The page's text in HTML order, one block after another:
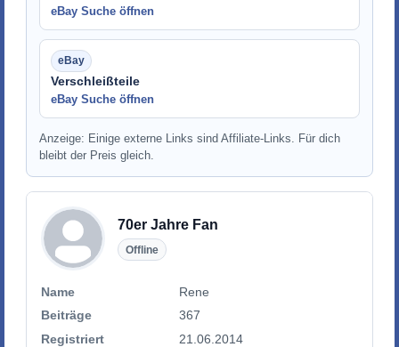
eBay Suche öffnen
Verschleißteile
eBay Suche öffnen
Anzeige: Einige externe Links sind Affiliate-Links. Für dich
bleibt der Preis gleich.
70er Jahre Fan
Offline
Name
Rene
Beiträge
367
Registriert
21.06.2014